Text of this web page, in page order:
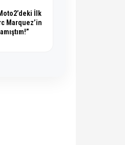
İlk
Marquez’in